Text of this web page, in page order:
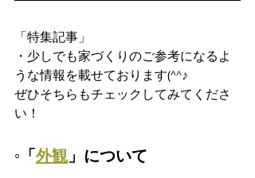
「特集記事」
・少しでも家づくりのご参考になるよ
うな情報を載せております(^^♪
ぜひそちらもチェックしてみてくださ
い！
◦「 外観」について